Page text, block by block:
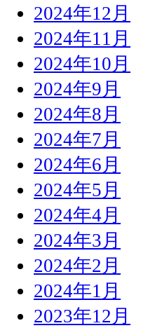
2024年12月
2024年11月
2024年10月
2024年9月
2024年8月
2024年7月
2024年6月
2024年5月
2024年4月
2024年3月
2024年2月
2024年1月
2023年12月